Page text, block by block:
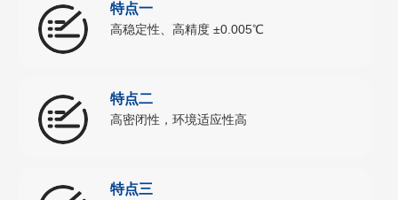
特点一
高稳定性、高精度 ±0.005℃
特点二
高密闭性，环境适应性高
特点三